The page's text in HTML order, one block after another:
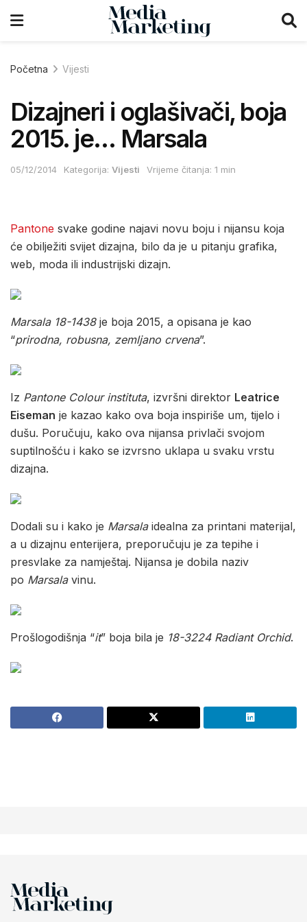
Početna Vijesti
Dizajneri i oglašivači, boja
2015. je… Marsala
05/12/2014 Kategorija: Vijesti Vrijeme čitanja: 1 min
Pantone svake godine najavi novu boju i nijansu koja
će obilježiti svijet dizajna, bilo da je u pitanju grafika,
web, moda ili industrijski dizajn.
Marsala 18-1438je boja 2015, a opisana je kao
“prirodna, robusna, zemljano crvena”.
Iz Pantone Colour instituta, izvršni direktor Leatrice
Eiseman je kazao kako ova boja inspiriše um, tijelo i
dušu. Poručuju, kako ova nijansa privlači svojom
suptilnošću i kako se izvrsno uklapa u svaku vrstu
dizajna.
Dodali su i kako je Marsalaidealna za printani materijal,
a u dizajnu enterijera, preporučuju je za tepihe i
presvlake za namještaj. Nijansa je dobila naziv
po Marsalavinu.
Prošlogodišnja “it” boja bila je 18-3224 Radiant Orchid.